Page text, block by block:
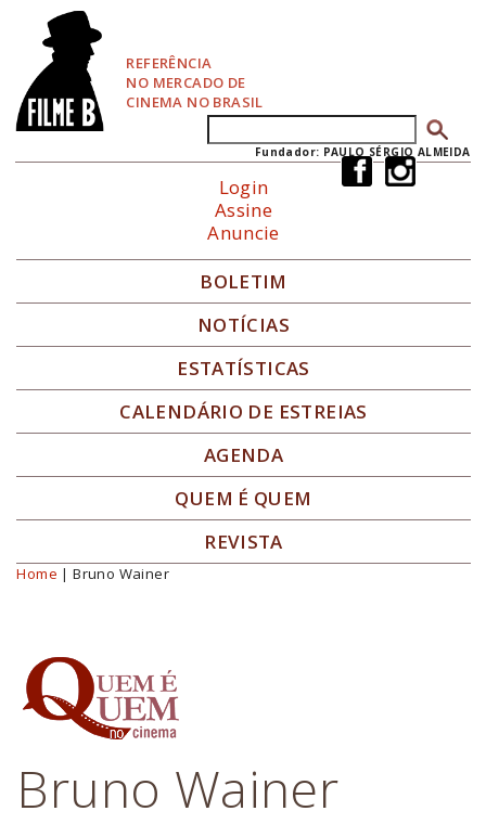
REFERÊNCIA
NO MERCADO DE
CINEMA NO BRASIL
Formulário de busca
Fundador: PAULO SÉRGIO ALMEIDA
Login
Assine
Anuncie
BOLETIM
NOTÍCIAS
ESTATÍSTICAS
CALENDÁRIO DE ESTREIAS
AGENDA
QUEM É QUEM
REVISTA
Você está aqui
Home | Bruno Wainer
Bruno Wainer